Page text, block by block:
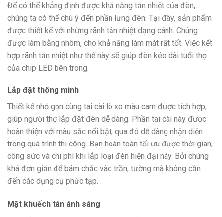
Để có thể khẳng định được khả năng tản nhiệt của đèn,
chúng ta có thể chú ý đến phần lưng đèn. Tại đây, sản phẩm
được thiết kế với những rãnh tản nhiệt dạng cánh. Chúng
được làm bằng nhôm, cho khả năng làm mát rất tốt. Việc kết
hợp rãnh tản nhiệt như thế này sẽ giúp đèn kéo dài tuổi thọ
của chip LED bên trong.
Lắp đặt thông minh
Thiết kế nhỏ gọn cùng tai cài lò xo màu cam được tích hợp,
giúp người thợ lắp đặt đèn dễ dàng. Phần tai cài này được
hoàn thiện với màu sắc nổi bật, qua đó dễ dàng nhận diện
trong quá trình thi công. Bạn hoàn toàn tối ưu được thời gian,
công sức và chi phí khi lắp loại đèn hiện đại này. Bởi chúng
khá đơn giản để bám chắc vào trần, tường mà không cần
đến các dụng cụ phức tạp.
Mặt khuếch tán ánh sáng